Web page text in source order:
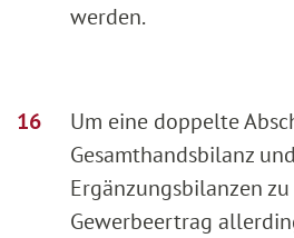
werden.
Um eine doppelte
Gesamthandsbilanz und
Ergänzungsbilanzen
Gewerbeertrag